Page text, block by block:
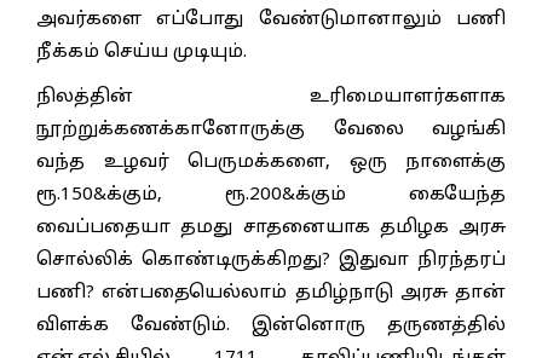
அவர்களை எப்போது வேண்டுமானாலும் பணி
நீக்கம் செய்ய முடியும்.
நிலத்தின் உரிமையாளர்களாக
நூற்றுக்கணக்கானோருக்கு வேலை வழங்கி
வந்த உழவர் பெருமக்களை, ஒரு நாளைக்கு
ரூ.150&க்கும், ரூ.200&க்கும் கையேந்த
வைப்பதையா தமது சாதனையாக தமிழக அரசு
சொல்லிக் கொண்டிருக்கிறது? இதுவா நிரந்தரப்
பணி? என்பதையெல்லாம் தமிழ்நாடு அரசு தான்
விளக்க வேண்டும். இன்னொரு தருணத்தில்